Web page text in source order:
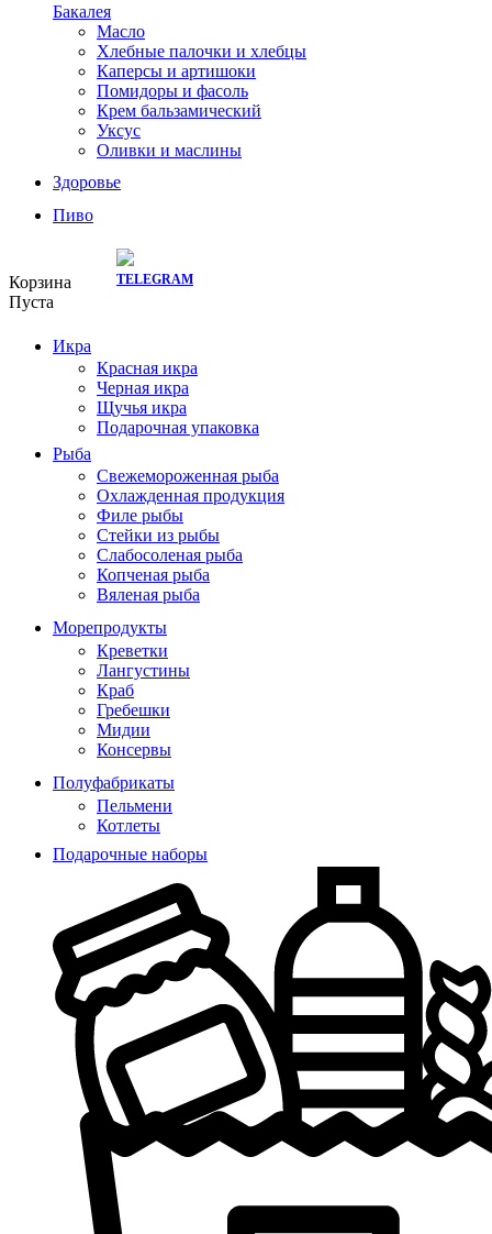
Бакалея
Масло
Хлебные палочки и хлебцы
Каперсы и артишоки
Помидоры и фасоль
Крем бальзамический
Уксус
Оливки и маслины
Здоровье
Пиво
Корзина
Пуста
Икра
Красная икра
Черная икра
Щучья икра
Подарочная упаковка
Рыба
Свежемороженная рыба
Охлажденная продукция
Филе рыбы
Стейки из рыбы
Слабосоленая рыба
Копченая рыба
Вяленая рыба
Морепродукты
Креветки
Лангустины
Краб
Гребешки
Мидии
Консервы
Полуфабрикаты
Пельмени
Котлеты
Подарочные наборы